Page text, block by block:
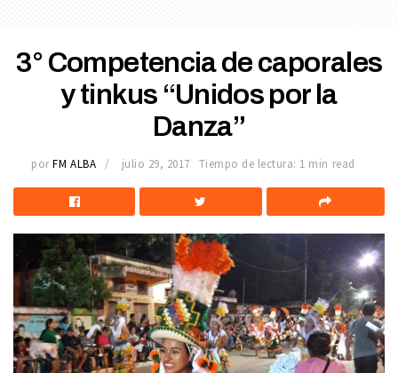
3° Competencia de caporales
y tinkus “Unidos por la
Danza”
por FM ALBA julio 29, 2017 Tiempo de lectura: 1 min read